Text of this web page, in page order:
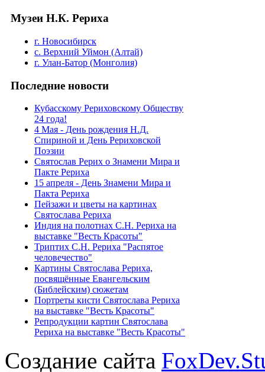
Музеи Н.К. Рериха
г. Новосибирск
с. Верхний Уймон (Алтай)
г. Улан-Батор (Монголия)
Последние новости
Кубасскому Рериховскому Обществу
24 года!
4 Мая - День рождения Н.Д.
Спириной и День Рериховской
Поэзии
Святослав Рерих о Знамени Мира и
Пакте Рериха
15 апреля - День Знамени Мира и
Пакта Рериха
Пейзажи и цветы на картинах
Святослава Рериха
Индия на полотнах С.Н. Рериха на
выставке "Весть Красоты"
Триптих С.Н. Рериха "Распятое
человечество"
Картины Святослава Рериха,
посвящённые Евангельским
(Библейским) сюжетам
Портреты кисти Святослава Рериха
на выставке "Весть Красоты"
Репродукции картин Святослава
Рериха на выставке "Весть Красоты"
Создание сайта